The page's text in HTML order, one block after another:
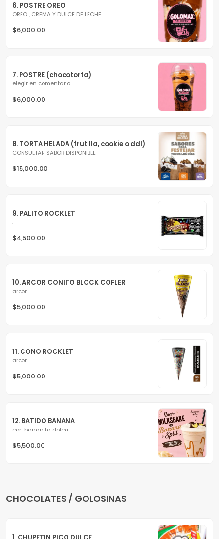
6. POSTRE OREO
OREO , CREMA Y DULCE DE LECHE
$6,000.00
7. POSTRE (chocotorta)
elegir en comentario
$6,000.00
8. TORTA HELADA (frutilla, cookie o ddl)
CONSULTAR SABOR DISPONIBLE
$15,000.00
9. PALITO ROCKLET
.
$4,500.00
10. ARCOR CONITO BLOCK COFLER
arcor
$5,000.00
11. CONO ROCKLET
arcor
$5,000.00
12. BATIDO BANANA
con bananita dolca
$5,500.00
CHOCOLATES / GOLOSINAS
1. CHUPETIN PICO DULCE